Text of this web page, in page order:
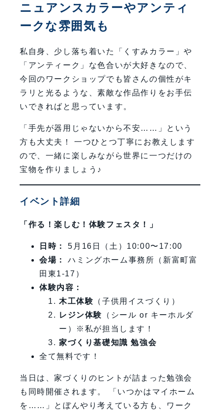
ニュアンスカラーやアンティ
ークな雰囲気も
私自身、少し落ち着いた「くすみカラー」や
「アンティーク」な色合いが大好きなので、
今回のワークショップでも皆さんの個性がキ
ラリと光るような、素敵な作品作りをお手伝
いできればと思っています。
「手先が器用じゃないから不安……」という
方も大丈夫！ 一つひとつ丁寧にお教えします
ので、一緒に楽しみながら世界に一つだけの
宝物を作りましょう♪
イベント詳細
「作る！楽しむ！体験フェスタ！」
日時：
5月16日（土）10:00〜17:00
会場：
ハミングホーム事務所（新富町富
田東1-17）
体験内容：
木工体験 （子供用イスづくり）
レジン体験 （シール or キーホルダ
ー）※私が担当します！
家づくり基礎知識 勉強会
全て無料です！
当日は、家づくりのヒントが詰まった勉強会
も同時開催されます。 「いつかはマイホーム
を……」とぼんやり考えている方も、ワーク